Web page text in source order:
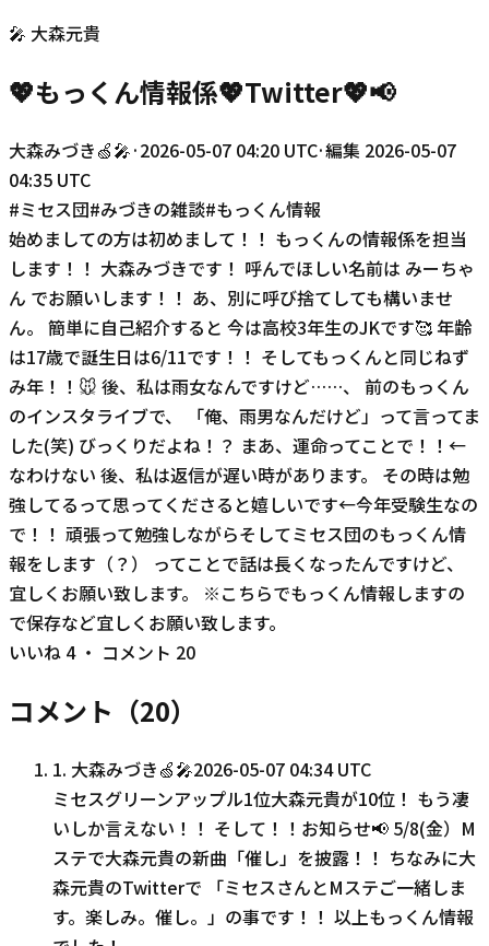
🎤 大森元貴
💖もっくん情報係💖Twitter💖📢
大森みづき🍏🎤·2026-05-07 04:20 UTC·編集 2026-05-07
04:35 UTC
#ミセス団#みづきの雑談#もっくん情報
始めましての方は初めまして！！ もっくんの情報係を担当
します！！ 大森みづきです！ 呼んでほしい名前は みーちゃ
ん でお願いします！！ あ、別に呼び捨てしても構いませ
ん。 簡単に自己紹介すると 今は高校3年生のJKです🥰 年齢
は17歳で誕生日は6/11です！！ そしてもっくんと同じねず
み年！！🐭 後、私は雨女なんですけど……、 前のもっくん
のインスタライブで、 「俺、雨男なんだけど」って言ってま
した(笑) びっくりだよね！？ まあ、運命ってことで！！←
なわけない 後、私は返信が遅い時があります。 その時は勉
強してるって思ってくださると嬉しいです←今年受験生なの
で！！ 頑張って勉強しながらそしてミセス団のもっくん情
報をします（？） ってことで話は長くなったんですけど、
宜しくお願い致します。 ※こちらでもっくん情報しますの
で保存など宜しくお願い致します。
いいね 4・ コメント 20
コメント（20）
1. 大森みづき🍏🎤2026-05-07 04:34 UTC
ミセスグリーンアップル1位大森元貴が10位！ もう凄
いしか言えない！！ そして！！お知らせ📢 5/8(金）M
ステで大森元貴の新曲「催し」を披露！！ ちなみに大
森元貴のTwitterで 「ミセスさんとMステご一緒しま
す。楽しみ。催し。」の事です！！ 以上もっくん情報